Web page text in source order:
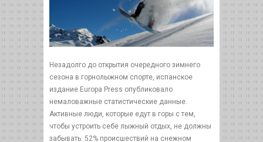
Незадолго до открытия очередного зимнего
сезона в горнолыжном спорте, испанское
издание Europa Press опубликовало
немаловажные статистические данные.
Активные люди, которые едут в горы с тем,
чтобы устроить себе лыжный отдых, не должны
забывать: 52% происшествий на снежном